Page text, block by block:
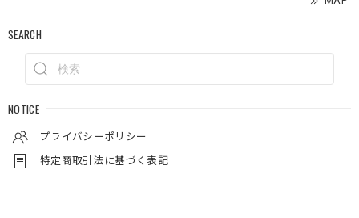
SEARCH
NOTICE
プライバシーポリシー
特定商取引法に基づく表記